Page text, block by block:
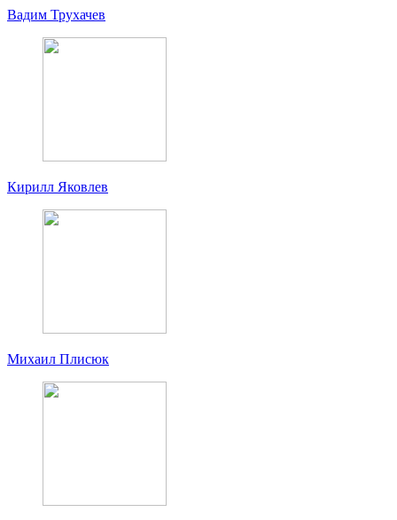
Вадим Трухачев
Кирилл Яковлев
Михаил Плисюк